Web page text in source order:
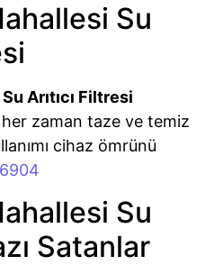
Su
Arıtıcı Filtresi
zaman taze ve temiz
cihaz ömrünü
Su
Satanlar